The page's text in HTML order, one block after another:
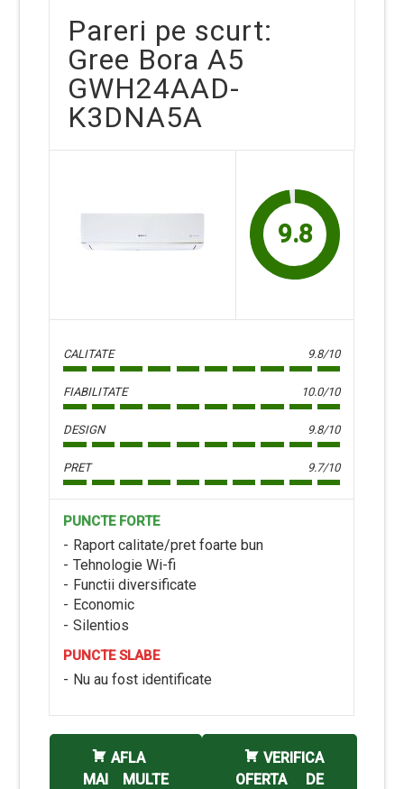
Pareri pe scurt:
Gree Bora A5
GWH24AAD-
K3DNA5A
9.8
CALITATE 9.8/10
FIABILITATE 10.0/10
DESIGN 9.8/10
PRET 9.7/10
PUNCTE FORTE
Raport calitate/pret foarte bun
Tehnologie Wi-fi
Functii diversificate
Economic
Silentios
PUNCTE SLABE
Nu au fost identificate
AFLA
MAI MULTE
VERIFICA
OFERTA DE